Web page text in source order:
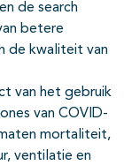
de search
betere
de kwaliteit van
van het gebruik
van COVID-
mortaliteit,
ventilatie en